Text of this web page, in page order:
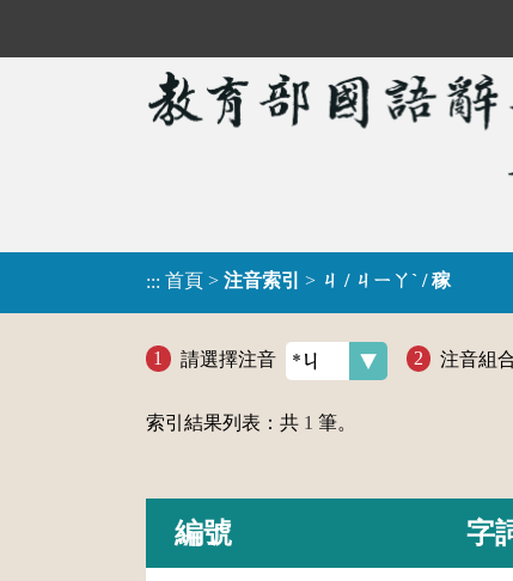
::: 首頁 > 注音索引 > ㄐ / ㄐㄧㄚˋ / 稼
請選擇注音 注音組
索引結果列表：共 1 筆。
編號 字